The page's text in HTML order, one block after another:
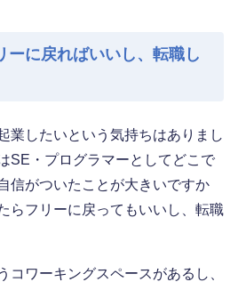
ーに戻ればいいし、転職し
業したいという気持ちはありまし
SE・プログラマーとしてどこで
信がついたことが大きいですか
らフリーに戻ってもいいし、転職
コワーキングスペースがあるし、